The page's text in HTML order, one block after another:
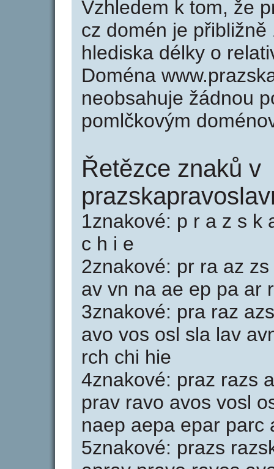
Vzhledem k tom, že
cz domén je
hlediska délky o
Doména
neobsahuje žádnou
pomlčkovým
Řetězce znaků v
1znakové: p r a z s k
c h i e
2znakové: pr ra az
av vn na ae ep pa ar
3znakové: pra raz
avo vos osl sla lav
rch chi hie
4znakové: praz razs
prav ravo avos vosl
naep aepa epar parc
5znakové: prazs